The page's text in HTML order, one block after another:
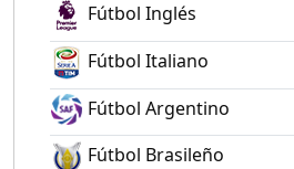
Fútbol Inglés
Fútbol Italiano
Fútbol Argentino
Fútbol Brasileño